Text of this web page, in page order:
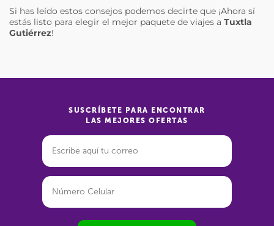
Si has leído estos consejos podemos decirte que ¡Ahora sí
estás listo para elegir el mejor paquete de viajes a Tuxtla
Gutiérrez!
SUSCRÍBETE PARA ENCONTRAR
LAS MEJORES OFERTAS